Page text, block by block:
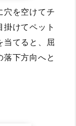
穴を空けてチ
掛けてペット
当てると、屈
落下方向へと